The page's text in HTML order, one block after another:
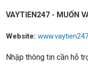
VAYTIEN247 - MUỐN
Website:
Nhập thông tin cần hỗ